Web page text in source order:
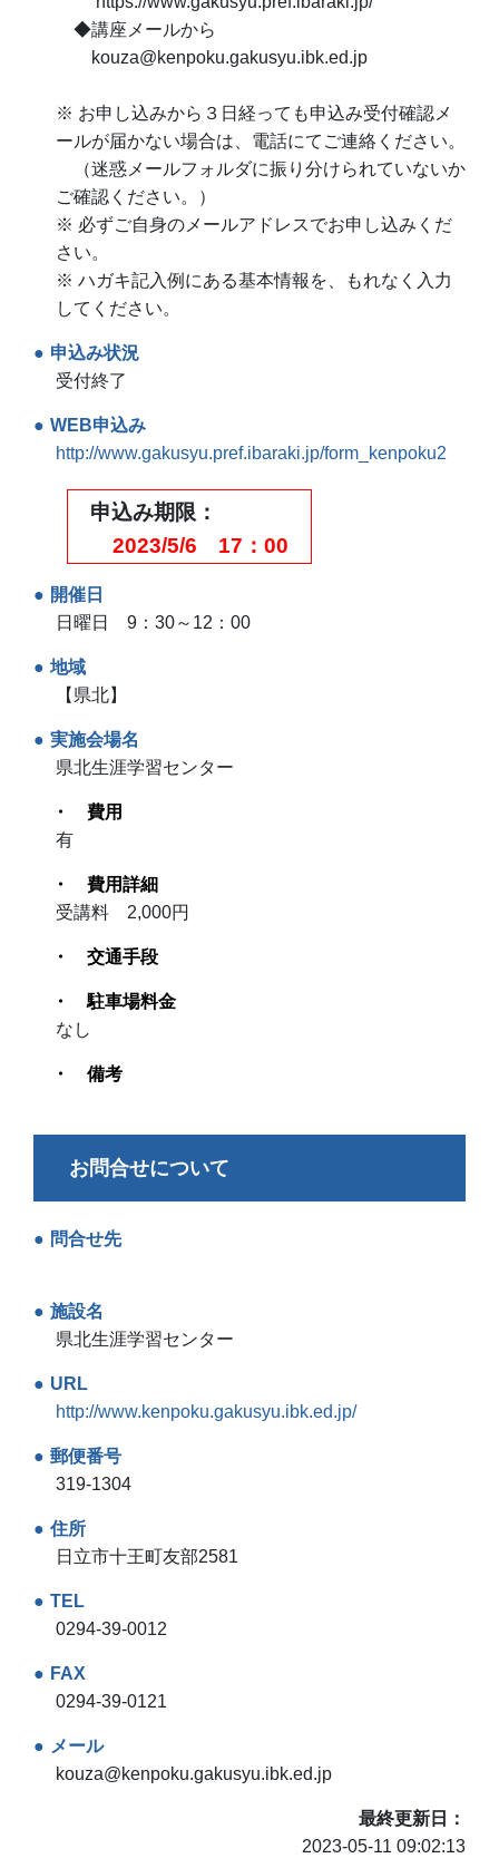
◆講座メールから
kouza@kenpoku.gakusyu.ibk.ed.jp
※ お申し込みから３日経っても申込み受付確認メ
ールが届かない場合は、電話にてご連絡ください。
（迷惑メールフォルダに振り分けられていないか
ご確認ください。）
※ 必ずご自身のメールアドレスでお申し込みくだ
さい。
※ ハガキ記入例にある基本情報を、もれなく入力
してください。
申込み状況
受付終了
WEB申込み
http://www.gakusyu.pref.ibaraki.jp/form_kenpoku2
申込み期限
2023/5/6 17：00
開催日
日曜日 9：30～12：00
地域
【県北】
実施会場名
県北生涯学習センター
費用
有
費用詳細
受講料 2,000円
交通手段
駐車場料金
なし
備考
お問合せについて
問合せ先
施設名
県北生涯学習センター
URL
http://www.kenpoku.gakusyu.ibk.ed.jp/
郵便番号
319-1304
住所
日立市十王町友部2581
TEL
0294-39-0012
FAX
0294-39-0121
メール
kouza@kenpoku.gakusyu.ibk.ed.jp
最終更新日
2023-05-11 09:02:13